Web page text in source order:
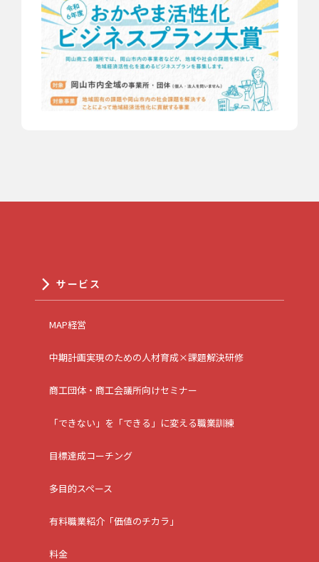
サービス
MAP経営
中期計画実現のための人材育成×課題解決研修
商工団体・商工会議所向けセミナー
「できない」を「できる」に変える職業訓練
目標達成コーチング
多目的スペース
有料職業紹介「価値のチカラ」
料金